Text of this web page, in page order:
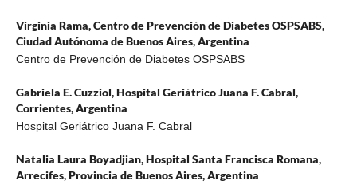
Virginia Rama,Centro de Prevención de Diabetes OSPSABS,
Ciudad Autónoma de Buenos Aires, Argentina
Centro de Prevención de Diabetes OSPSABS
Gabriela E. Cuzziol,Hospital Geriátrico Juana F. Cabral,
Corrientes, Argentina
Hospital Geriátrico Juana F. Cabral
Natalia Laura Boyadjian,Hospital Santa Francisca Romana,
Arrecifes, Provincia de Buenos Aires, Argentina